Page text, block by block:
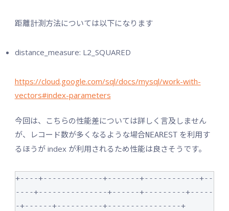
距離計測方法については以下になります
distance_measure: L2_SQUARED
https://cloud.google.com/sql/docs/mysql/work-with-
vectors#index-parameters
今回は、こちらの性能差については詳しく言及しません
が、レコード数が多くなるような場合NEARESTを利用す
るほうが index が利用されるため性能は良さそうです。
+----+-------------+-------+------------+--
----+---------------+------+---------+-----
-+------+----------+----------------+